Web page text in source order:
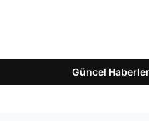
Güncel Haberler